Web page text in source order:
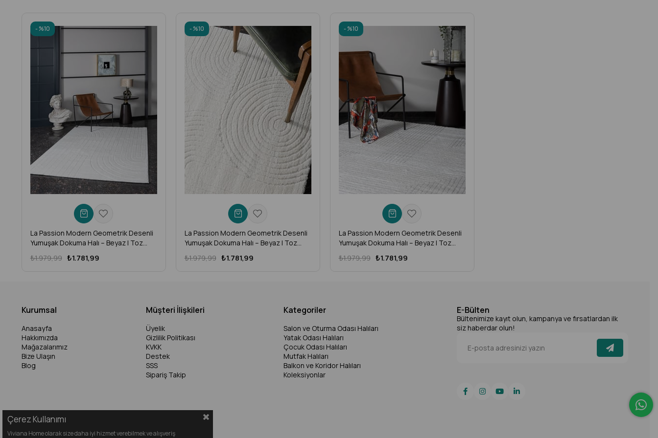
- Halınızın temizliği, doğru teknikler ve malzemeler kullanılarak yapılmalıdır. İşte halı temizliği için temel adımlar:
- Düzenli Vakumlama: Halınız çırpılmamalı, dövülmemeli, elektrik süpürgesinin fırçasız uçları ile süpürülmelidir.
- Halınızın üzerine koyulan sehpa, koltuk vs. eşya var ise iz yapmaması için yerleri ara ara değiştirilmeli, temas eden yerler elektrik süpürgesinin fırçasız uçları ile süpürülmelidir.
- La Passion Koleksiyonu halınızı haftada en az bir kez düzenli olarak vakumlayarak toz, kir ve diğer yabancı maddelerin birikmesini önleyin. Bu, halının temiz ve taze kalmasına yardımcı olur.
Hafif lekeleri temizlemek için, lekeli bölgeye hafifçe ıslatılmış bir bez veya süngerle nazikçe silin. Daha sert lekeler için, biraz hafif deterjan veya halı şampuanı
kullanabilirsiniz. Eğer halınıza bir şey dökülürse çok hızlı bir şekilde harekete geçilmelidir. Bu gibi durumlarda öncelikle sıvı dağılmadan kağıt havlu ile tampon uygulanarak fazla sıvı emilmeli,
kesinlikle ağartıcı kimyasal içeren temizlik maddeleri (çamaşır suyu gibi) kullanılmamalıdır. Sıvının döküldüğü alan tampon uygulamasından sonra soğuk su ve sabun ile silinmelidir.
Profesyonel Temizlik:Halınız zaman zaman profesyonel halı temizleme hizmetlerine götürülmelidir. Profesyonel temizleyiciler, özel ekipman ve teknikler kullanarak halınızı
derinlemesine temizler ve uzun ömürlü olmasını sağlar.
- Halı Şampuanı Kullanımı:Polyester halılar için özel olarak formüle edilmiş halı şampuanı ve temizleyicileri kullanarak lekeleri hızlı bir şekilde temizleyebilirsiniz. Ancak, bu ürünleri
kullanırken talimatları dikkatlice okuyun ve uygun şekilde kullanın.
Kuruma Süresi
: Halınızı temizledikten sonra, tamamen kurumasını sağlayın. Islak halıyı uzun süre bırakmak, küf ve kötü koku oluşumuna neden olabilir. Hızlı kuruması için halıyı
havalandırılmış bir alanda veya hava üfleyiciyle kurutabilirsiniz.
Önleyici Bakım:
Halınızı temiz ve sağlıklı tutmak için düzenli olarak lekeleri hemen temizleyin ve düzenli olarak vakumlayın. Ayrıca, halınızı yüksek trafikli bölgelerdeki aşınmaya karşı
korumak için mobilyalarınızın altına kaydırmak veya alan halısı kullanmak gibi önleyici önlemler alabilirsiniz. Halınızın temizliği konusunda dikkatli olmak ve uygun yöntemleri kullanmak, halınızın
uzun süre dayanmasını ve taze görünmesini sağlayacaktır.
La Passion Modern Geometrik Desenli
Yumuşak Dokuma Halı – Beyaz | Toz
Antre, Yolluk, Çocuk Odası) – LP-04
₺1.781,99
₺1.979,99
%10
La Passion Modern Geometrik Desenli
Yumuşak Dokuma Halı – Beyaz | Toz
Antre, Yolluk, Çocuk Odası) – LP-03
₺1.781,99
₺1.979,99
%10
La Passion Modern Geometrik Desenli
Yumuşak Dokuma Halı – Beyaz | Toz
Antre, Yolluk, Çocuk Odası) – LP-02
₺1.781,99
₺1.979,99
%10
Kurumsal
Anasayfa
Hakkımızda
Mağazalarımız
Bize Ulaşın
Blog
Müşteri İlişkileri
Üyelik
Gizlilik Politikası
KVKK
Destek
SSS
Sipariş Takip
Kategoriler
Salon ve Oturma Odası Halıları
Yatak Odası Halıları
Çocuk Odası Halıları
Mutfak Halıları
Balkon ve Koridor Halıları
Koleksiyonlar
E-Bülten
Bültenimize kayıt olun, kampanya ve fırsatlardan ilk
siz haberdar olun!
Çerez Kullanımı
Viviana Home olarak size daha iyi hizmet verebilmek ve alışveriş